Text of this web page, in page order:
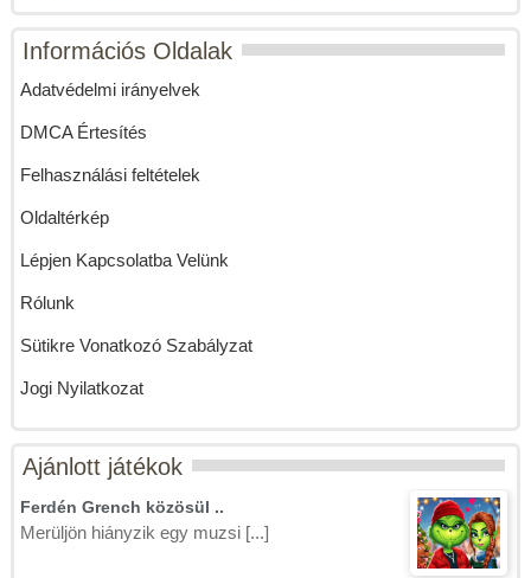
Információs Oldalak
Adatvédelmi irányelvek
DMCA Értesítés
Felhasználási feltételek
Oldaltérkép
Lépjen Kapcsolatba Velünk
Rólunk
Sütikre Vonatkozó Szabályzat
Jogi Nyilatkozat
Ajánlott játékok
Ferdén Grench közösül ..
Merüljön hiányzik egy muzsi [...]